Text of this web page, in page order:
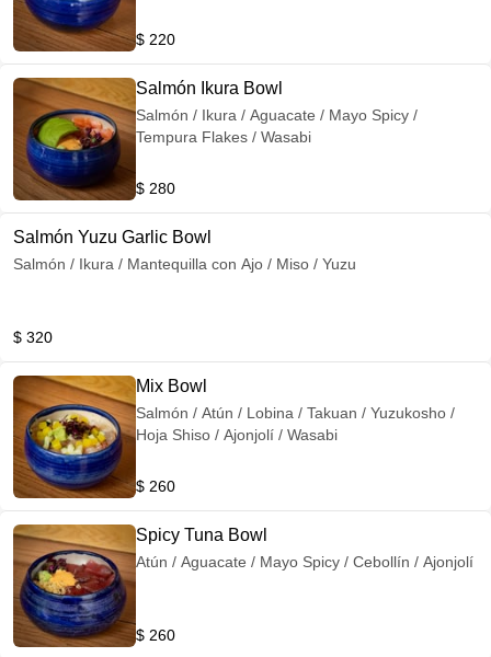
$ 220
Salmón Ikura Bowl
Salmón / Ikura / Aguacate / Mayo Spicy /
Tempura Flakes / Wasabi
$ 280
Salmón Yuzu Garlic Bowl
Salmón / Ikura / Mantequilla con Ajo / Miso / Yuzu
$ 320
Mix Bowl
Salmón / Atún / Lobina / Takuan / Yuzukosho /
Hoja Shiso / Ajonjolí / Wasabi
$ 260
Spicy Tuna Bowl
Atún / Aguacate / Mayo Spicy / Cebollín / Ajonjolí
$ 260